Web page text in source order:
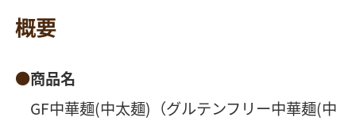
概要
商品名
GF中華麺(中太麺)（グルテンフリー中華麺(中